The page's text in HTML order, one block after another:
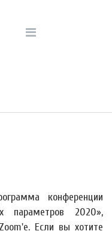
конференции
параметров 2020»,
Если вы хотите